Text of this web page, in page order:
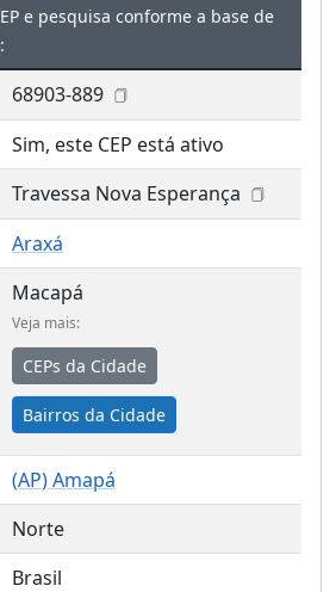
e pesquisa conforme a base de
68903-889
Sim, este CEP está ativo
Travessa Nova Esperança
Araxá
Macapá
Veja mais:
CEPs da Cidade
Bairros da Cidade
(AP) Amapá
Norte
Brasil